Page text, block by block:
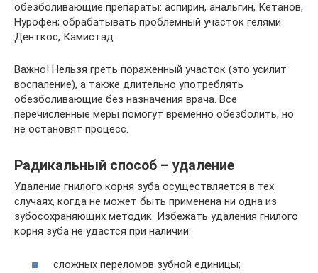
обезболивающие препараты: аспирин, анальгин, Кетанов,
Нурофен; обрабатывать проблемный участок гелями
Денткос, Камистад.
Важно! Нельзя греть пораженный участок (это усилит
воспаление), а также длительно употреблять
обезболивающие без назначения врача. Все
перечисленные меры помогут временно обезболить, но
не остановят процесс.
Радикальный способ – удаление
Удаление гнилого корня зуба осуществляется в тех
случаях, когда не может быть применена ни одна из
зубосохраняющих методик. Избежать удаления гнилого
корня зуба не удастся при наличии:
сложных переломов зубной единицы;